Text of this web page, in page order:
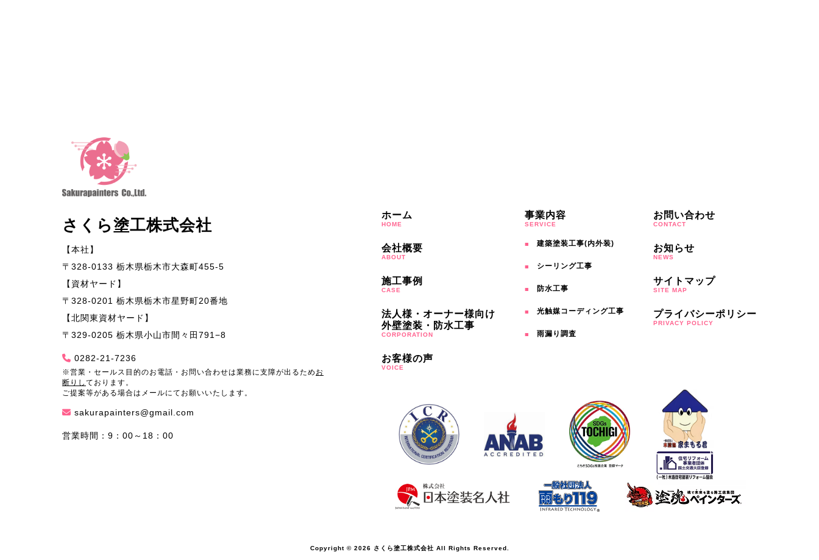
さくら塗工株式会社
【本社】
〒328-0133 栃木県栃木市大森町455-5
【資材ヤード】
〒328-0201 栃木県栃木市星野町20番地
【北関東資材ヤード】
〒329-0205 栃木県小山市間々田791−8
0282-21-7236
※営業・セールス目的のお電話・お問い合わせは業務に支障が出るため お
断りし ております。
ご提案等がある場合はメールにてお願いいたします。
sakurapainters@gmail.com
営業時間：9：00～18：00
ホーム
HOME
会社概要
ABOUT
施工事例
CASE
法人様・オーナー様向け
外壁塗装・防水工事
CORPORATION
お客様の声
VOICE
事業内容
SERVICE
建築塗装工事(内外装)
シーリング工事
防水工事
光触媒コーディング工事
雨漏り調査
お問い合わせ
CONTACT
お知らせ
NEWS
サイトマップ
SITE MAP
プライバシーポリシー
PRIVACY POLICY
Copyright © 2026 さくら塗工株式会社 All Rights Reserved.